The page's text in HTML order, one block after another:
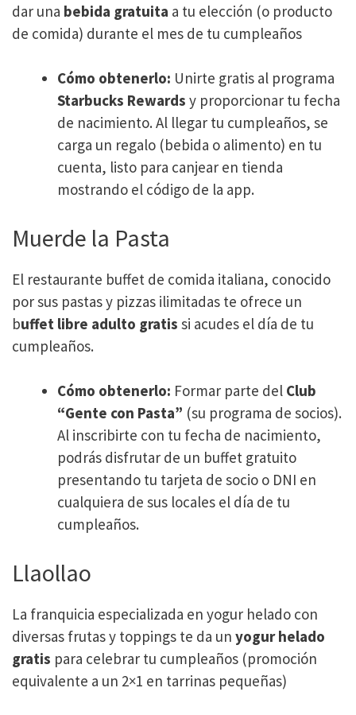
dar una bebida gratuita a tu elección (o producto
de comida) durante el mes de tu cumpleaños
Cómo obtenerlo: Unirte gratis al programa
Starbucks Rewards y proporcionar tu fecha
de nacimiento. Al llegar tu cumpleaños, se
carga un regalo (bebida o alimento) en tu
cuenta, listo para canjear en tienda
mostrando el código de la app.
Muerde la Pasta
El restaurante buffet de comida italiana, conocido
por sus pastas y pizzas ilimitadas te ofrece un
buffet libre adulto gratis si acudes el día de tu
cumpleaños​.
Cómo obtenerlo: Formar parte del Club
“Gente con Pasta” (su programa de socios).
Al inscribirte con tu fecha de nacimiento,
podrás disfrutar de un buffet gratuito
presentando tu tarjeta de socio o DNI en
cualquiera de sus locales el día de tu
cumpleaños.
Llaollao
La franquicia especializada en yogur helado con
diversas frutas y toppings te da un yogur helado
gratis para celebrar tu cumpleaños (promoción
equivalente a un 2×1 en tarrinas pequeñas)